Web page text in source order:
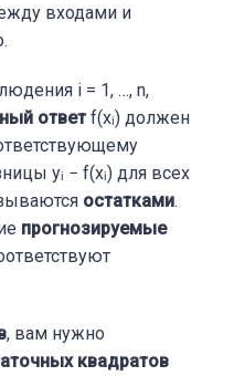
входами и
i = 1, …, n,
ответf(xᵢ) должен
yᵢ − f(xᵢ) для всех
остатками.
прогнозируемые
, вам нужно
квадратов